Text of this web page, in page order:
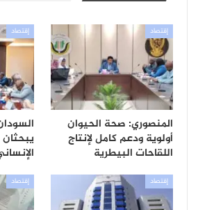
إقتصاد
المنصوري: صحة الحيوان
أولوية ودعم كامل لإنتاج
اللقاحات البيطرية
إقتصاد
يبحثان
إقتصاد إقتصاد